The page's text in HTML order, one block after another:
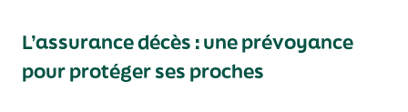
L’assurance décès :une prévoyance
pour protéger ses proches